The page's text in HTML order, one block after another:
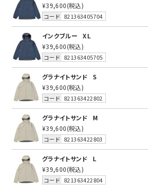
¥39,600(税込)
コード 821363405704
インクブルー
XL
¥39,600(税込)
コード 821363405705
グラナイトサンド
S
¥39,600(税込)
コード 821363422802
グラナイトサンド
M
¥39,600(税込)
コード 821363422803
グラナイトサンド
L
¥39,600(税込)
コード 821363422804